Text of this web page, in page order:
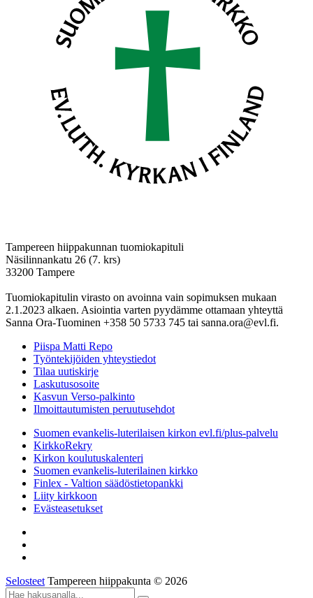
Tampereen hiippakunnan tuomiokapituli
Näsilinnankatu 26 (7. krs)
33200 Tampere
Tuomiokapitulin virasto on avoinna vain sopimuksen mukaan
2.1.2023 alkaen. Asiointia varten pyydämme ottamaan yhteyttä
Sanna Ora-Tuominen +358 50 5733 745 tai sanna.ora@evl.fi.
Piispa Matti Repo
Työntekijöiden yhteystiedot
Tilaa uutiskirje
Laskutusosoite
Kasvun Verso-palkinto
Ilmoittautumisten peruutusehdot
Suomen evankelis-luterilaisen kirkon evl.fi/plus-palvelu
KirkkoRekry
Kirkon koulutuskalenteri
Suomen evankelis-luterilainen kirkko
Finlex - Valtion säädöstietopankki
Liity kirkkoon
Evästeasetukset
Selosteet Tampereen hiippakunta © 2026